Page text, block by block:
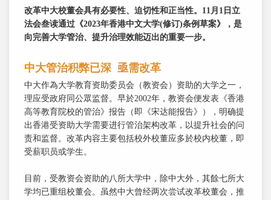
改革中大校董会具有必要性、迫切性和正当性。11月1日立
法会叁读通过《2023年香港中文大学(修订)条例草案》，是
向完善大学管治、提升治理效能迈出的重要一步。
中大管治积弊已深 亟需改革
中大作為大学教育资助委员会（教资会）资助的大学之一，
理应受政府同公眾监督。早於2002年，教资会便发表《香港
高等教育院校的管治》报告（即《宋达能报告》），明确提
出香港受资助大学需要进行管治架构改革，以提升社会的问
责和监督。改革内容主要包括校外校董应多於校内校董，即
受薪职员或学生。
目前，受教资会资助的八所大学中，除中大外，其餘七所大
学均已重组校董会。虽然中大曾经两次尝试改革校董会，推